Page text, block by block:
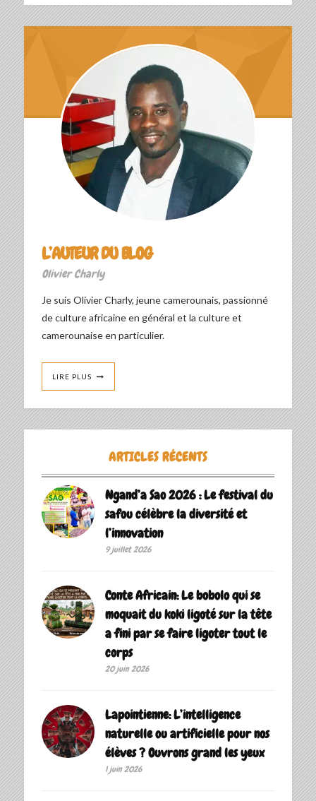
L’AUTEUR DU BLOG
Olivier Charly
Je suis Olivier Charly, jeune camerounais, passionné
de culture africaine en général et la culture et
camerounaise en particulier.
LIRE PLUS
ARTICLES RÉCENTS
Ngand’a Sao 2026 : Le festival du
safou célèbre la diversité et
l’innovation
9 juillet 2026
Conte Africain: Le bobolo qui se
moquait du koki ligoté sur la tête
a fini par se faire ligoter tout le
corps
20 juin 2026
Lapointienne: L’intelligence
naturelle ou artificielle pour nos
élèves ? Ouvrons grand les yeux
1 juin 2026